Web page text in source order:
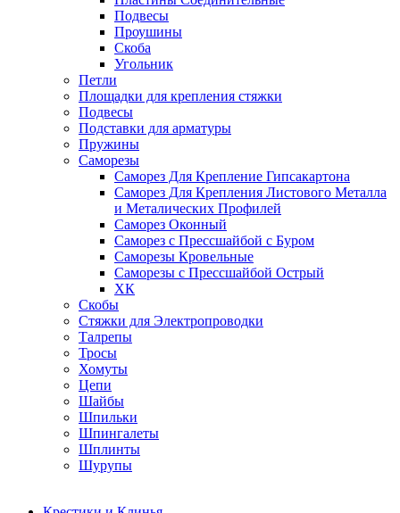
Подвесы
Проушины
Скоба
Угольник
Петли
Площадки для крепления стяжки
Подвесы
Подставки для арматуры
Пружины
Саморезы
Саморез Для Крепление Гипсакартона
Саморез Для Крепления Листового Металла
и Металических Профилей
Саморез Оконный
Саморез с Прессшайбой с Буром
Саморезы Кровельные
Саморезы с Прессшайбой Острый
ХК
Скобы
Стяжки для Электропроводки
Талрепы
Тросы
Хомуты
Цепи
Шайбы
Шпильки
Шпингалеты
Шплинты
Шурупы